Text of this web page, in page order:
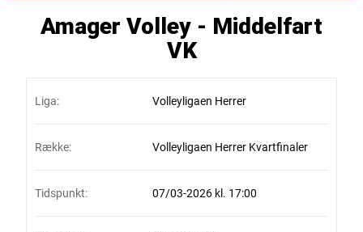
Amager Volley - Middelfart
VK
Liga: Volleyligaen Herrer
Række: Volleyligaen Herrer Kvartfinaler
Tidspunkt: 07/03-2026 kl. 17:00